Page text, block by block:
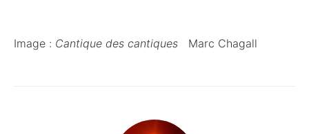
Image : Cantique des cantiques Marc Chagall